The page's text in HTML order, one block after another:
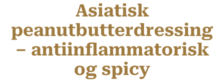
Asiatisk
peanutbutterdressing
– antiinflammatorisk
og spicy